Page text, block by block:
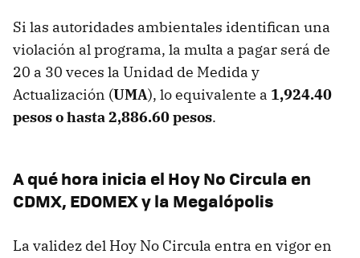
Si las autoridades ambientales identifican una
violación al programa, la multa a pagar será de
20 a 30 veces la Unidad de Medida y
Actualización (UMA), lo equivalente a 1,924.40
pesos o hasta2,886.60 pesos.
A qué hora inicia el Hoy No Circula en
CDMX, EDOMEX y la Megalópolis
La validez del Hoy No Circula entra en vigor en